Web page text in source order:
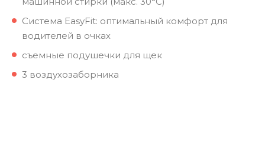
Система EasyFit: оптимальный комфорт для
водителей в очках
съемные подушечки для щек
3 воздухозаборника